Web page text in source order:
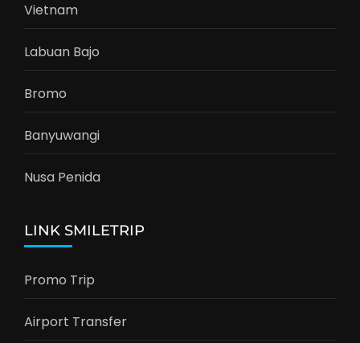
Vietnam
Labuan Bajo
Bromo
Banyuwangi
Nusa Penida
LINK SMILETRIP
Promo Trip
Airport Transfer